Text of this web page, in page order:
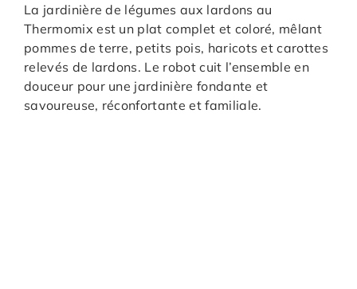
La jardinière de légumes aux lardons au
Thermomix est un plat complet et coloré, mêlant
pommes de terre, petits pois, haricots et carottes
relevés de lardons. Le robot cuit l’ensemble en
douceur pour une jardinière fondante et
savoureuse, réconfortante et familiale.